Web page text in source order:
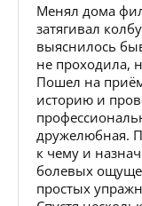
Менял дома
затягивал
выяснилось
не проходила,
Пошел на
историю и
дружелюбная.
к чему и
болевых
простых